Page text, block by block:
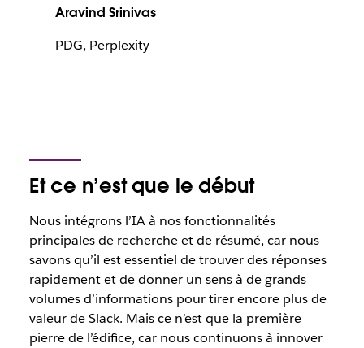
Aravind Srinivas
PDG, Perplexity
Et ce n’est que le début
Nous intégrons l’IA à nos fonctionnalités
principales de recherche et de résumé, car nous
savons qu’il est essentiel de trouver des réponses
rapidement et de donner un sens à de grands
volumes d’informations pour tirer encore plus de
valeur de Slack. Mais ce n’est que la première
pierre de l’édifice, car nous continuons à innover